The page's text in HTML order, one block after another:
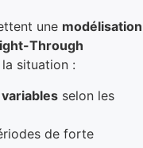
une modélisation
Through
situation :
selon les
de forte